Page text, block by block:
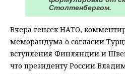
Столтенбергом.
Вчера генсек НАТО,
меморандума о согласии
вступления Финляндии и
что президенту России